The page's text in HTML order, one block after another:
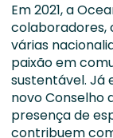
Em 2021, a
colaboradores,
várias
paixão em
sustentável. Já
novo Conselho
presença de
contribuem